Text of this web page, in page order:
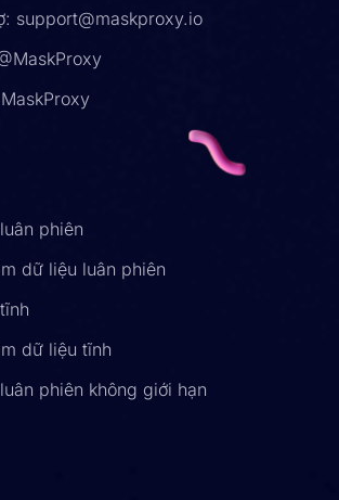
support@maskproxy.io
phiên
dữ liệu luân phiên
dữ liệu tĩnh
phiên không giới hạn